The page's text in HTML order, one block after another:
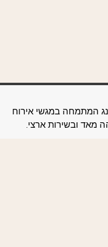
במגשי אירוח
ובשירות ארצי.